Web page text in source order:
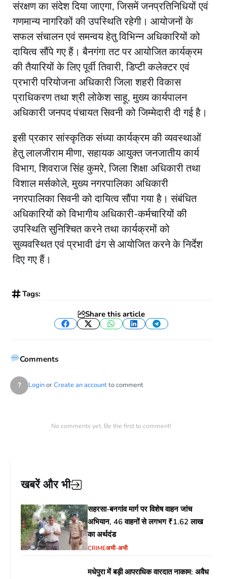
संरक्षण का संदेश दिया जाएगा, जिसमें जनप्रतिनिधियों एवं
गणमान्य नागरिकों की उपस्थिति रहेगी। आयोजनों के
सफल संचालन एवं समन्वय हेतु विभिन्न अधिकारियों को
दायित्व सौंपे गए हैं। बैनगंगा तट पर आयोजित कार्यक्रम
की तैयारियों के लिए पूर्वी तिवारी, डिप्टी कलेक्टर एवं
प्रभारी परियोजना अधिकारी जिला शहरी विकास
प्राधिकरण तथा श्री लोकेश साहू, मुख्य कार्यपालन
अधिकारी जनपद पंचायत सिवनी को जिम्मेदारी दी गई है।
इसी प्रकार सांस्कृतिक संध्या कार्यक्रम की व्यवस्थाओं
हेतु लालजीराम मीणा, सहायक आयुक्त जनजातीय कार्य
विभाग, शिवराज सिंह कुमरे, जिला शिक्षा अधिकारी तथा
विशाल मर्सकोले, मुख्य नगरपालिका अधिकारी
नगरपालिका सिवनी को दायित्व सौंपा गया है। संबंधित
अधिकारियों को विभागीय अधिकारी-कर्मचारियों की
उपस्थिति सुनिश्चित करने तथा कार्यक्रमों को
सुव्यवस्थित एवं प्रभावी ढंग से आयोजित करने के निर्देश
दिए गए हैं।
Tags:
Share this article
Facebook
TwitterWhatsApp
LinkedInTelegram
Comments
? LoginorCreate an accountto comment
No comments yet. Be the first to comment!
खबरें और भी
सहरसा-बनगांव मार्ग पर विशेष वाहन जांच
अभियान, 46 वाहनों से लगभग ₹1.62 लाख
का अर्थदंड
CRIMEअभी-अभी
मधेपुरा में बड़ी आपराधिक वारदात नाकाम: अवैध